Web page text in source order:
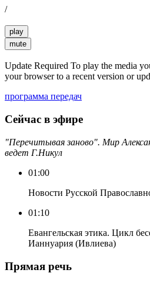
/
play
mute
Update Required To play the media
your browser to a recent version or
программа передач
Сейчас в эфире
"Перечитывая заново". Мир
ведет Г.Никул
01:00
Новости Русской
01:10
Евангельская этика. Цикл
Ианнуария (Ивлиева)
Прямая речь